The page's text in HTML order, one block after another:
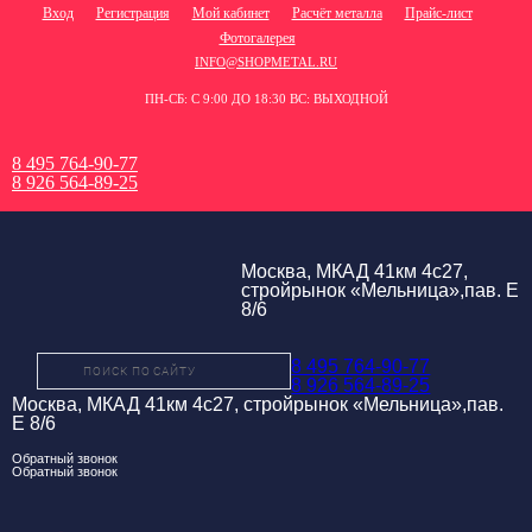
Вход Регистрация Мой кабинет Расчёт металла
Прайс-лист
Фотогалерея
INFO@SHOPMETAL.RU
ПН-СБ: С 9:00 ДО 18:30 ВС: ВЫХОДНОЙ
8 495 764-90-77
8 926 564-89-25
Москва, МКАД 41км 4с27,
стройрынок «Мельница»,пав. Е
8/6
8 495 764-90-77
8 926 564-89-25
Москва, МКАД 41км 4с27, стройрынок «Мельница»,пав.
Е 8/6
Обратный звонок
Обратный звонок